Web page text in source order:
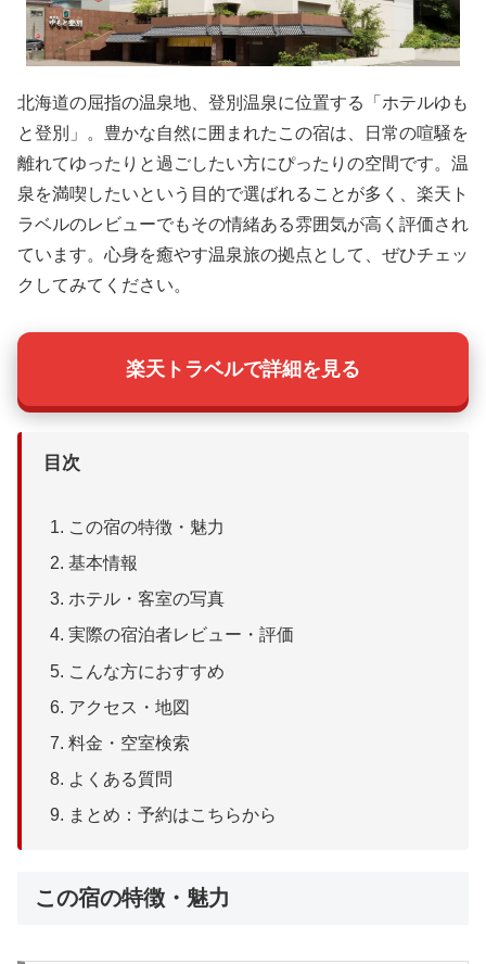
北海道の屈指の温泉地、登別温泉に位置する「ホテルゆも
と登別」。豊かな自然に囲まれたこの宿は、日常の喧騒を
離れてゆったりと過ごしたい方にぴったりの空間です。温
泉を満喫したいという目的で選ばれることが多く、楽天ト
ラベルのレビューでもその情緒ある雰囲気が高く評価され
ています。心身を癒やす温泉旅の拠点として、ぜひチェッ
クしてみてください。
楽天トラベルで詳細を見る
目次
この宿の特徴・魅力
基本情報
ホテル・客室の写真
実際の宿泊者レビュー・評価
こんな方におすすめ
アクセス・地図
料金・空室検索
よくある質問
まとめ：予約はこちらから
この宿の特徴・魅力